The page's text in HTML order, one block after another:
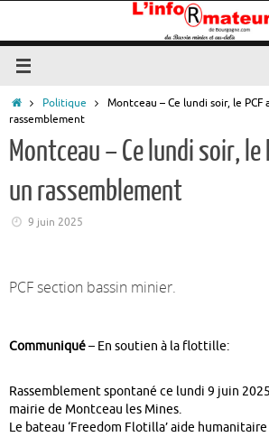
contenu
AccueilPolitique
Montceau – Ce lundi soir, le PCF
rassemblement
Montceau – Ce lundi soir, le
un rassemblement
9 juin 2025
PCF section bassin minier.
Communiqué– En soutien à la flottille:
Rassemblement spontané ce lundi 9 juin
mairie de Montceau les Mines.
Le bateau ‘Freedom Flotilla’ aide humanitaire